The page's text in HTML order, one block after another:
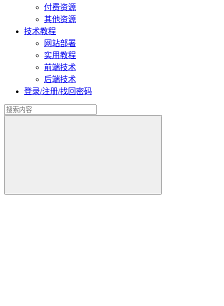
付费资源
其他资源
技术教程
网站部署
实用教程
前端技术
后端技术
登录/注册/找回密码